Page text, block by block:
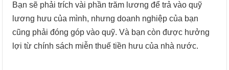
Bạn sẽ phải trích vài phần trăm lương để trả vào quỹ
lương hưu của mình, nhưng doanh nghiệp của bạn
cũng phải đóng góp vào quỹ. Và bạn còn được hưởng
lợi từ chính sách miễn thuế tiền hưu của nhà nước.